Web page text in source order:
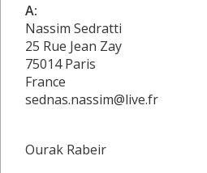
A:
Nassim Sedratti
25 Rue Jean Zay
75014 Paris
France
sednas.nassim@live.fr
Ourak Rabeir